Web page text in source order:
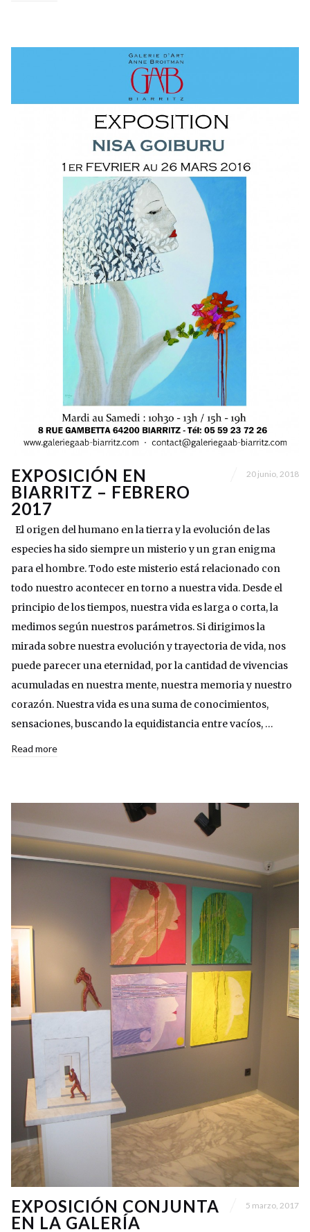
EXPOSICIÓN EN
BIARRITZ – FEBRERO
2017
20 junio, 2018
El origen del humano en la tierra y la evolución de las
especies ha sido siempre un misterio y un gran enigma
para el hombre. Todo este misterio está relacionado con
todo nuestro acontecer en torno a nuestra vida. Desde el
principio de los tiempos, nuestra vida es larga o corta, la
medimos según nuestros parámetros. Si dirigimos la
mirada sobre nuestra evolución y trayectoria de vida, nos
puede parecer una eternidad, por la cantidad de vivencias
acumuladas en nuestra mente, nuestra memoria y nuestro
corazón. Nuestra vida es una suma de conocimientos,
sensaciones, buscando la equidistancia entre vacíos, …
Read more
EXPOSICIÓN CONJUNTA
EN LA GALERÍA
5 marzo, 2017